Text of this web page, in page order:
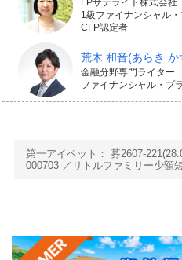
1級ファイナンシャル
CFP認定者
荒木 和音(あらき か
金融分野専門ライター
ファイナンシャル・プ
第一アイペット： 募2607-
000703
リトルファミリー少額